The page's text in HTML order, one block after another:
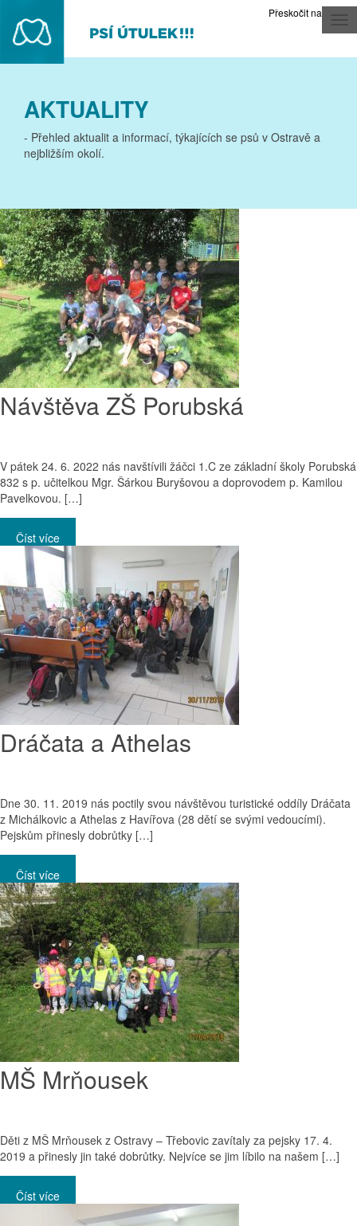
Přeskočit na obsah
AKTUALITY
- Přehled aktualit a informací, týkajících se psů v Ostravě a
nejbližším okolí.
Návštěva ZŠ Porubská
V pátek 24. 6. 2022 nás navštívili žáčci 1.C ze základní školy Porubská
832 s p. učitelkou Mgr. Šárkou Buryšovou a doprovodem p. Kamilou
Pavelkovou. […]
Číst více
Dráčata a Athelas
Dne 30. 11. 2019 nás poctily svou návštěvou turistické oddíly Dráčata
z Michálkovic a Athelas z Havířova (28 dětí se svými vedoucími).
Pejskům přinesly dobrůtky […]
Číst více
MŠ Mrňousek
Děti z MŠ Mrňousek z Ostravy – Třebovic zavítaly za pejsky 17. 4.
2019 a přinesly jin také dobrůtky. Nejvíce se jim líbilo na našem […]
Číst více